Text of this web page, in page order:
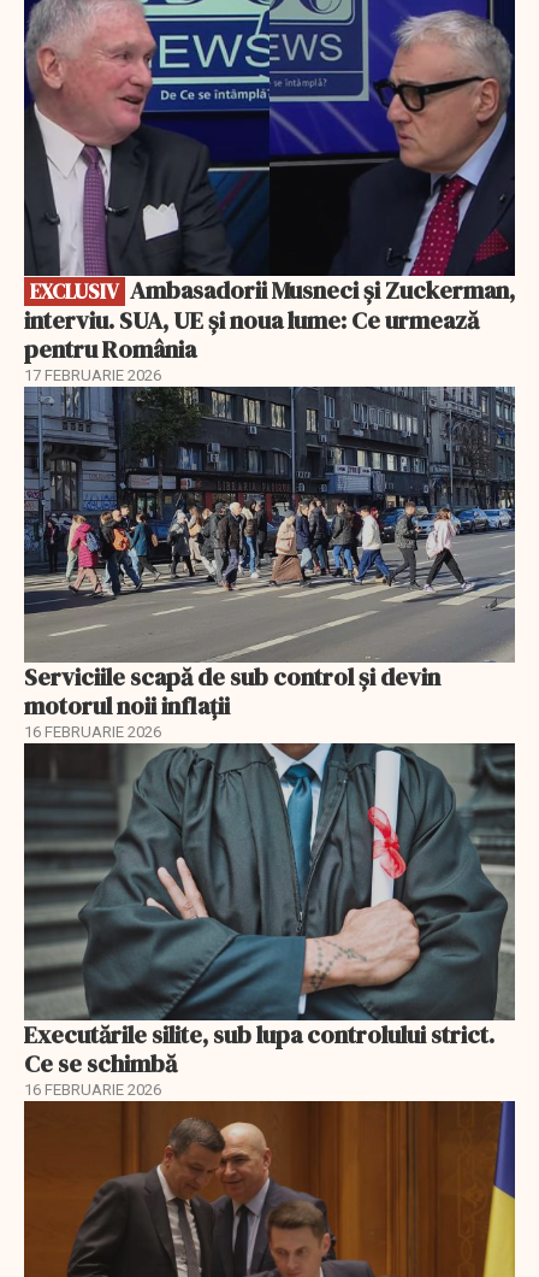
EXCLUSIV
interviu. SUA, UE și noua lume: Ce urmează
pentru România
17 FEBRUARIE 2026
Serviciile scapă de sub control și devin
motorul noii inflații
16 FEBRUARIE 2026
Executările silite, sub lupa controlului strict.
Ce se schimbă
16 FEBRUARIE 2026